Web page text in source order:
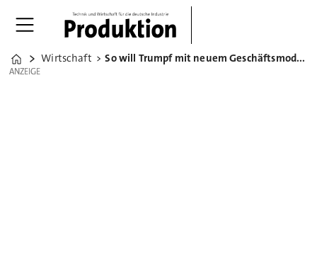
Home
Wirtschaft So will Trumpf mit neuem Geschäftsmodell aus der Krise
ANZEIGE
ANZEIGE